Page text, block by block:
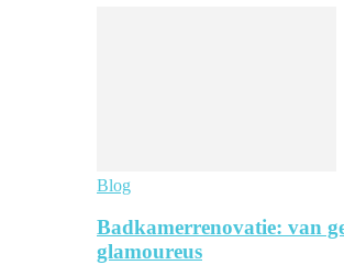
Blog
Badkamerrenovatie: van
glamoureus